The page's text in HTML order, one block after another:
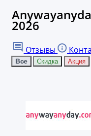
2026
Отзывы
Все Скидка Акция